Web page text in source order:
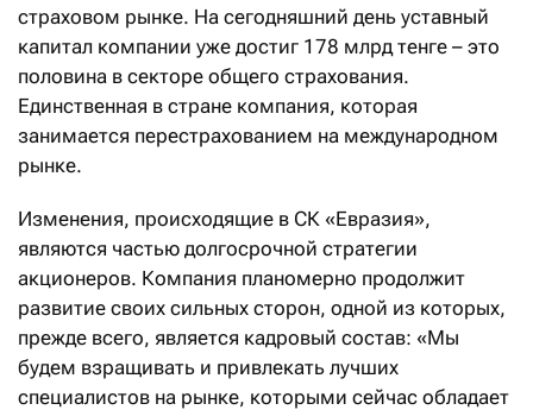
страховом рынке. На сегодняшний день уставный
капитал компании уже достиг 178 млрд тенге – это
половина в секторе общего страхования.
Единственная в стране компания, которая
занимается перестрахованием на международном
рынке.
Изменения, происходящие в СК «Евразия»,
являются частью долгосрочной стратегии
акционеров. Компания планомерно продолжит
развитие своих сильных сторон, одной из которых,
прежде всего, является кадровый состав: «Мы
будем взращивать и привлекать лучших
специалистов на рынке, которыми сейчас обладает